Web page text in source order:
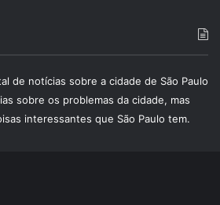
de notícias sobre a cidade de São Paulo
sobre os problemas da cidade, mas
interessantes que São Paulo tem.